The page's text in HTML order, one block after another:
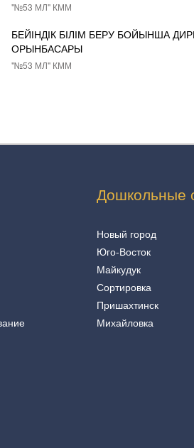
"№53 МЛ" КММ
БЕЙІНДІК БІЛІМ БЕРУ БОЙЫНША
ОРЫНБАСАРЫ
"№53 МЛ" КММ
Дошкольные
Новый город
Юго-Восток
Майкудук
Сортировка
Пришахтинск
Михайловка